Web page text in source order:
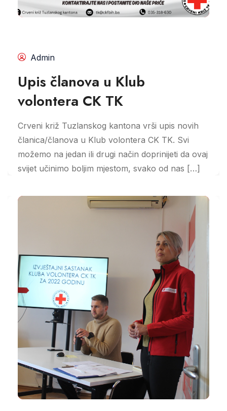
Admin
Upis članova u Klub
volontera CK TK
Crveni križ Tuzlanskog kantona vrši upis novih
članica/članova u Klub volontera CK TK. Svi
možemo na jedan ili drugi način doprinijeti da ovaj
svijet učinimo boljim mjestom, svako od nas […]